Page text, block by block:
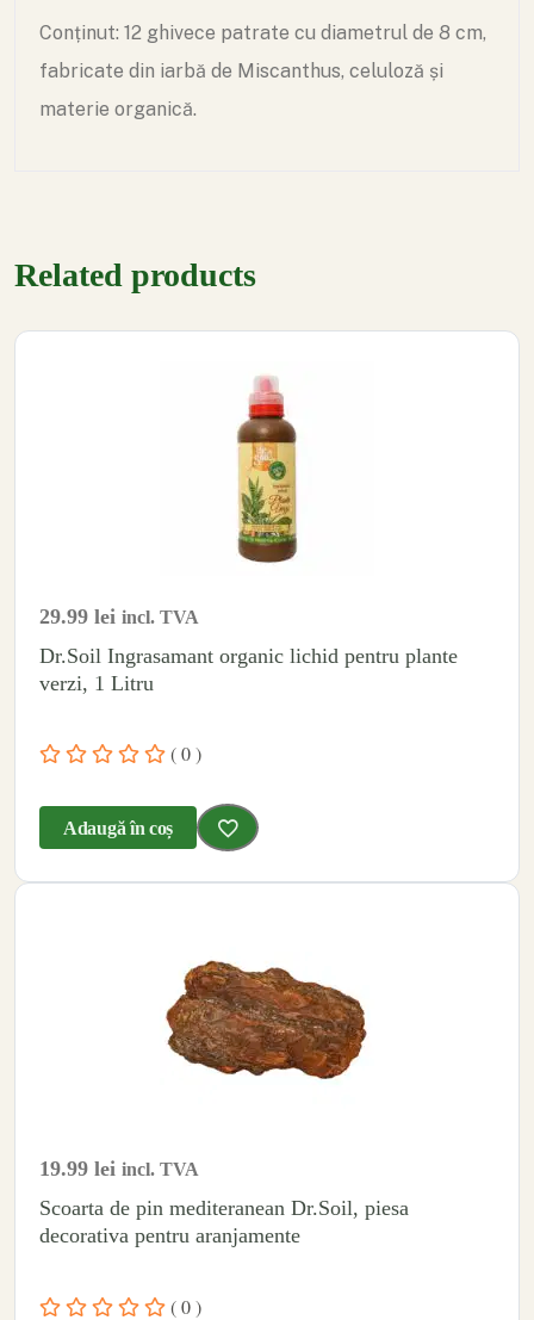
Conținut: 12 ghivece patrate cu diametrul de 8 cm,
fabricate din iarbă de Miscanthus, celuloză și
materie organică.
Related products
29.99 lei incl. TVA
Dr.Soil Ingrasamant organic lichid pentru plante
verzi, 1 Litru
( 0 )
Adaugă în coș
19.99 lei incl. TVA
Scoarta de pin mediteranean Dr.Soil, piesa
decorativa pentru aranjamente
( 0 )